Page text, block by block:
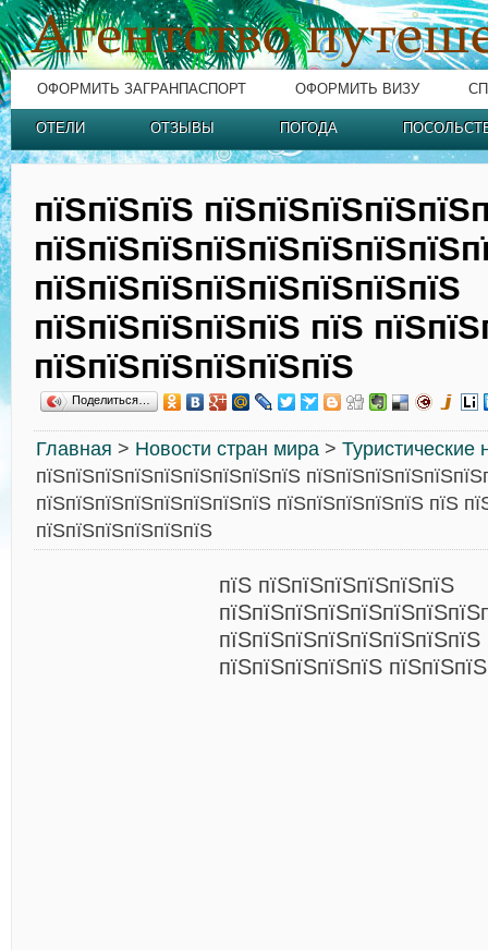
ОФОРМИТЬ ЗАГРАНПАСПОРТ ОФОРМИТЬ ВИЗУ
ОТЕЛИ ОТЗЫВЫ ПОГОДА
пїЅпїЅпїЅ
пїЅпїЅпїЅпїЅпїЅпїЅпїЅпїЅ
пїЅпїЅпїЅпїЅпїЅ пїЅ
пїЅпїЅпїЅпїЅпїЅпїЅ
Поделиться…
Главная > Новости стран мира > Туристические
пїЅпїЅпїЅпїЅпїЅпїЅпїЅпїЅпїЅ
пїЅпїЅпїЅпїЅпїЅпїЅпїЅпїЅ пїЅпїЅпїЅпїЅпїЅ пїЅ
пїЅпїЅпїЅпїЅпїЅпїЅ
пїЅ пїЅпїЅпїЅпїЅпїЅпїЅ
пїЅпїЅпїЅпїЅпїЅ пїЅпїЅпїЅ